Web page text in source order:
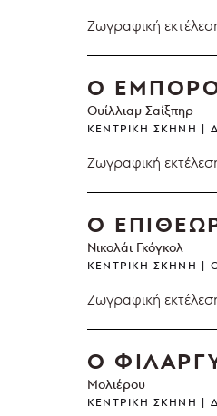
Ζωγραφική
Ο
Ουίλλιαμ Σαίξπηρ
ΚΕΝΤΡΙΚΉ ΣΚΗΝΉ
Ζωγραφική
Ο
Νικολάι Γκόγκολ
ΚΕΝΤΡΙΚΉ ΣΚΗΝΉ
Ζωγραφική
Ο
Μολιέρου
ΚΕΝΤΡΙΚΉ ΣΚΗΝΉ